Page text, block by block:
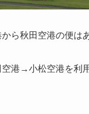
ら秋田空港の便は
港→小松空港を利